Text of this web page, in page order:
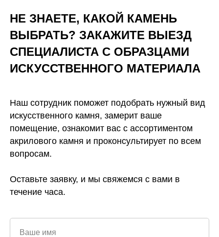
НЕ ЗНАЕТЕ, КАКОЙ КАМЕНЬ
ВЫБРАТЬ? ЗАКАЖИТЕ ВЫЕЗД
СПЕЦИАЛИСТА С ОБРАЗЦАМИ
ИСКУССТВЕННОГО МАТЕРИАЛА
Наш сотрудник поможет подобрать нужный вид
искусственного камня, замерит ваше
помещение, ознакомит вас с ассортиментом
акрилового камня и проконсультирует по всем
вопросам.
Оставьте заявку, и мы свяжемся с вами в
течение часа.
Ваше имя